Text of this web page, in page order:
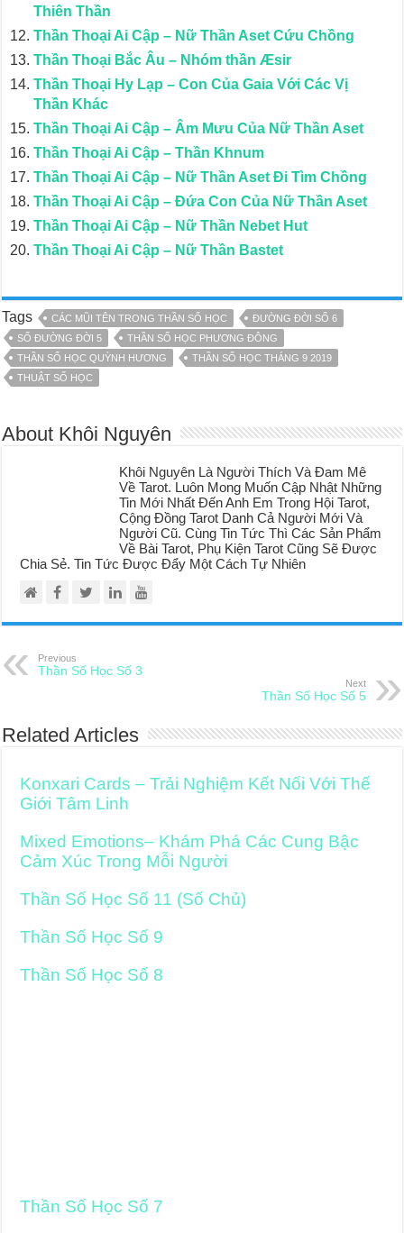
Thiên Thần
Thần Thoại Ai Cập – Nữ Thần Aset Cứu Chồng
Thần Thoại Bắc Âu – Nhóm thần Æsir
Thần Thoại Hy Lạp – Con Của Gaia Với Các Vị
Thần Khác
Thần Thoại Ai Cập – Âm Mưu Của Nữ Thần Aset
Thần Thoại Ai Cập – Thần Khnum
Thần Thoại Ai Cập – Nữ Thần Aset Đi Tìm Chồng
Thần Thoại Ai Cập – Đứa Con Của Nữ Thần Aset
Thần Thoại Ai Cập – Nữ Thần Nebet Hut
Thần Thoại Ai Cập – Nữ Thần Bastet
Tags CÁC MŨI TÊN TRONG THẦN SỐ HỌC
ĐƯỜNG ĐỜI SỐ 6
SỐ ĐƯỜNG ĐỜI 5
THẦN SỐ HỌC PHƯƠNG ĐÔNG
THẦN SỐ HỌC QUỲNH HƯƠNG
THẦN SỐ HỌC THÁNG 9 2019
THUẬT SỐ HỌC
About Khôi Nguyên
Khôi Nguyên Là Người Thích Và Đam Mê
Về Tarot. Luôn Mong Muốn Cập Nhật Những
Tin Mới Nhất Đến Anh Em Trong Hội Tarot,
Cộng Đồng Tarot Danh Cả Người Mới Và
Người Cũ. Cùng Tin Tức Thì Các Sản Phẩm
Về Bài Tarot, Phụ Kiện Tarot Cũng Sẽ Được
Chia Sẻ. Tin Tức Được Đẩy Một Cách Tự Nhiên
Previous
Thần Số Học Số 3
Next
Thần Số Học Số 5
Related Articles
Konxari Cards – Trải Nghiệm Kết Nối Với Thế
Giới Tâm Linh
Mixed Emotions– Khám Phá Các Cung Bậc
Cảm Xúc Trong Mỗi Người
Thần Số Học Số 11 (Số Chủ)
Thần Số Học Số 9
Thần Số Học Số 8
Thần Số Học Số 7